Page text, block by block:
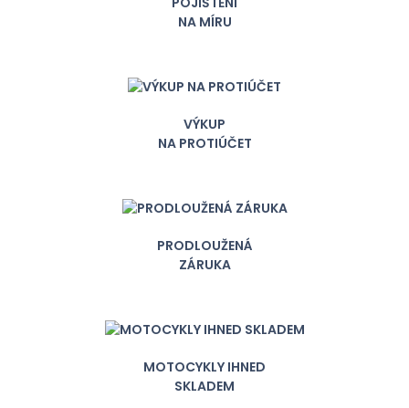
NA MÍRU
VÝKUP
NA PROTIÚČET
PRODLOUŽENÁ
ZÁRUKA
MOTOCYKLY IHNED
SKLADEM